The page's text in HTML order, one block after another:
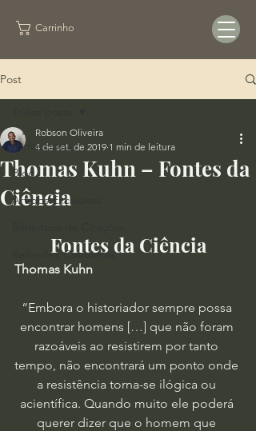
Carrinho
Post
Todos posts
Blog
Artigos Exclusivos
Reflexões Cotidianas
Thomas Kuhn – Fontes da
Ciência
Robson Oliveira
4 de set. de 2019 1 min de leitura
Fontes da Ciência
Thomas Kuhn
“Embora o historiador sempre possa
encontrar homens […] que não foram
razoáveis ao resistirem por tanto
tempo, não encontrará um ponto onde
a resistência torna-se ilógica ou
acientífica. Quando muito ele poderá
querer dizer que o homem que